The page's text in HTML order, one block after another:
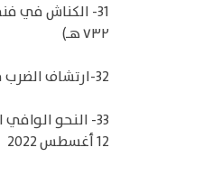
31- الكناش في
٧٣٢ هـ)
32-ارتشاف الضرب من لسان العرب المؤلف: أبو حيان محمد بن يوسف بن علي بن يوسف بن حيان أثير الدين الأندلسي (ت ٧٤٥ هـ)
33- النحو الوافي المؤلف: عباس حسن (ت ١٣٩٨هـ)
12 أغسطس 2022